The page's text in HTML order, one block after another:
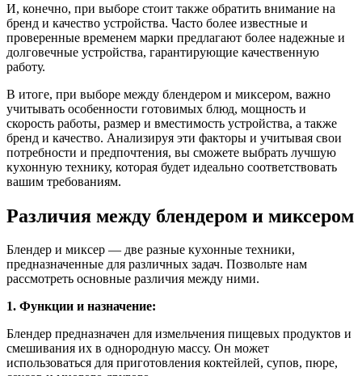
И, конечно, при выборе стоит также обратить внимание на
бренд и качество устройства. Часто более известные и
проверенные временем марки предлагают более надежные и
долговечные устройства, гарантирующие качественную
работу.
В итоге, при выборе между блендером и миксером, важно
учитывать особенности готовимых блюд, мощность и
скорость работы, размер и вместимость устройства, а также
бренд и качество. Анализируя эти факторы и учитывая свои
потребности и предпочтения, вы сможете выбрать лучшую
кухонную технику, которая будет идеально соответствовать
вашим требованиям.
Различия между блендером и миксером
Блендер и миксер — две разные кухонные техники,
предназначенные для различных задач. Позвольте нам
рассмотреть основные различия между ними.
1. Функции и назначение:
Блендер предназначен для измельчения пищевых продуктов и
смешивания их в однородную массу. Он может
использоваться для приготовления коктейлей, супов, пюре,